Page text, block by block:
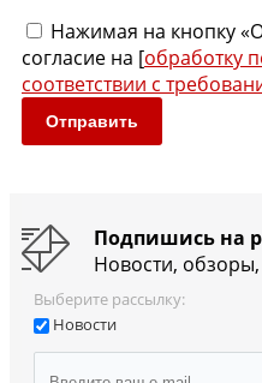
Нажимая на кнопку
согласие на [обработку
соответствии с
Отправить
Подпишись на
Новости,
Выберите рассылку:
Новости